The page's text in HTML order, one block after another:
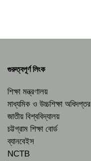
গুরুত্বপূর্ণ লিংক
শিক্ষা মন্ত্রণালয়
মাধ্যমিক ও উচ্চশিক্ষা অধিদপ্তর
জাতীয় বিশ্ববিদ্যালয়
চট্টগ্রাম শিক্ষা বোর্ড
ব্যানবেইস
NCTB